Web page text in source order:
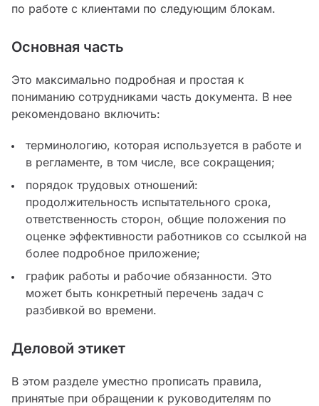
по работе с клиентами по следующим блокам.
Основная часть
Это максимально подробная и простая к
пониманию сотрудниками часть документа. В нее
рекомендовано включить:
терминологию, которая используется в работе и
в регламенте, в том числе, все сокращения;
порядок трудовых отношений:
продолжительность испытательного срока,
ответственность сторон, общие положения по
оценке эффективности работников со ссылкой на
более подробное приложение;
график работы и рабочие обязанности. Это
может быть конкретный перечень задач с
разбивкой во времени.
Деловой этикет
В этом разделе уместно прописать правила,
принятые при обращении к руководителям по